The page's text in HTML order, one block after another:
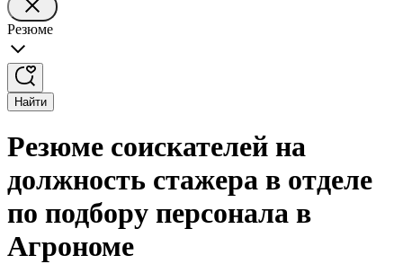
Резюме
Найти
Резюме соискателей на
должность стажера в отделе
по подбору персонала в
Агрономе